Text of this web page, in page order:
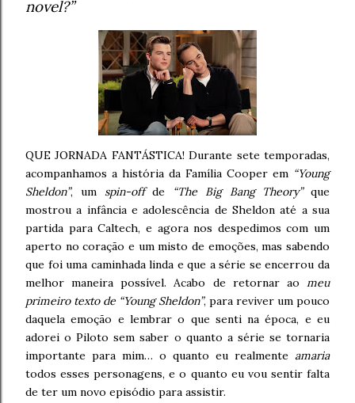
novel?”
QUE JORNADA FANTÁSTICA! Durante sete temporadas,
acompanhamos a história da Família Cooper em “Young
Sheldon”, um spin-offde “The Big Bang Theory”que
mostrou a infância e adolescência de Sheldon até a sua
partida para Caltech, e agora nos despedimos com um
aperto no coração e um misto de emoções, mas sabendo
que foi uma caminhada linda e que a série se encerrou da
melhor maneira possível. Acabo de retornar ao meu
primeiro texto de “Young Sheldon”, para reviver um pouco
daquela emoção e lembrar o que senti na época, e eu
adorei o Piloto sem saber o quanto a série se tornaria
importante para mim… o quanto eu realmente amaria
todos esses personagens, e o quanto eu vou sentir falta
de ter um novo episódio para assistir.